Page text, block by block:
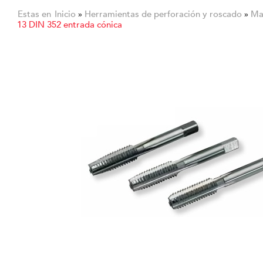
Estas en Inicio » Herramientas de perforación y roscado »
13 DIN 352 entrada cónica